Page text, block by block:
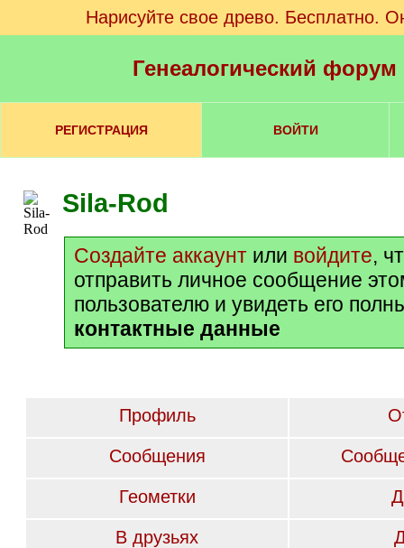
Нарисуйте свое древо. Бесплатно.
Генеалогический
РЕГИСТРАЦИЯ ВОЙТИ
Sila-Rod
Создайте аккаунт или войдите,
отправить личное сообщение
пользователю и увидеть его
контактные данные
Профиль
Сообщения
Геометки
В друзьях